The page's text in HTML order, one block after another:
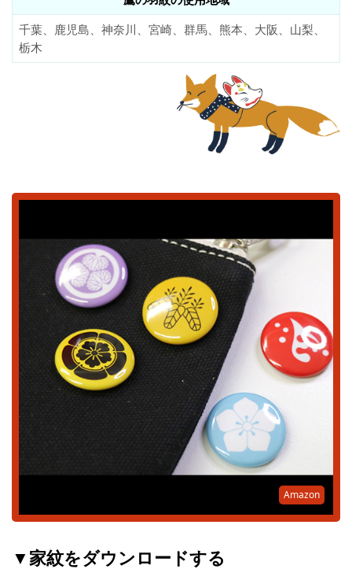
千葉、鹿児島、神奈川、宮崎、群馬、熊本、大阪、山梨、
栃木
Amazon
▼家紋をダウンロードする